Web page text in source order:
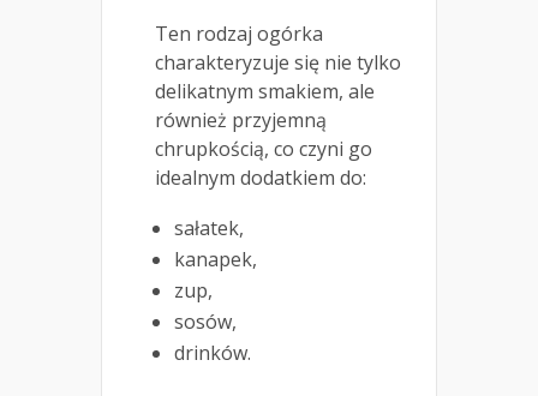
Ten rodzaj ogórka
charakteryzuje się nie tylko
delikatnym smakiem, ale
również przyjemną
chrupkością, co czyni go
idealnym dodatkiem do:
sałatek,
kanapek,
zup,
sosów,
drinków.